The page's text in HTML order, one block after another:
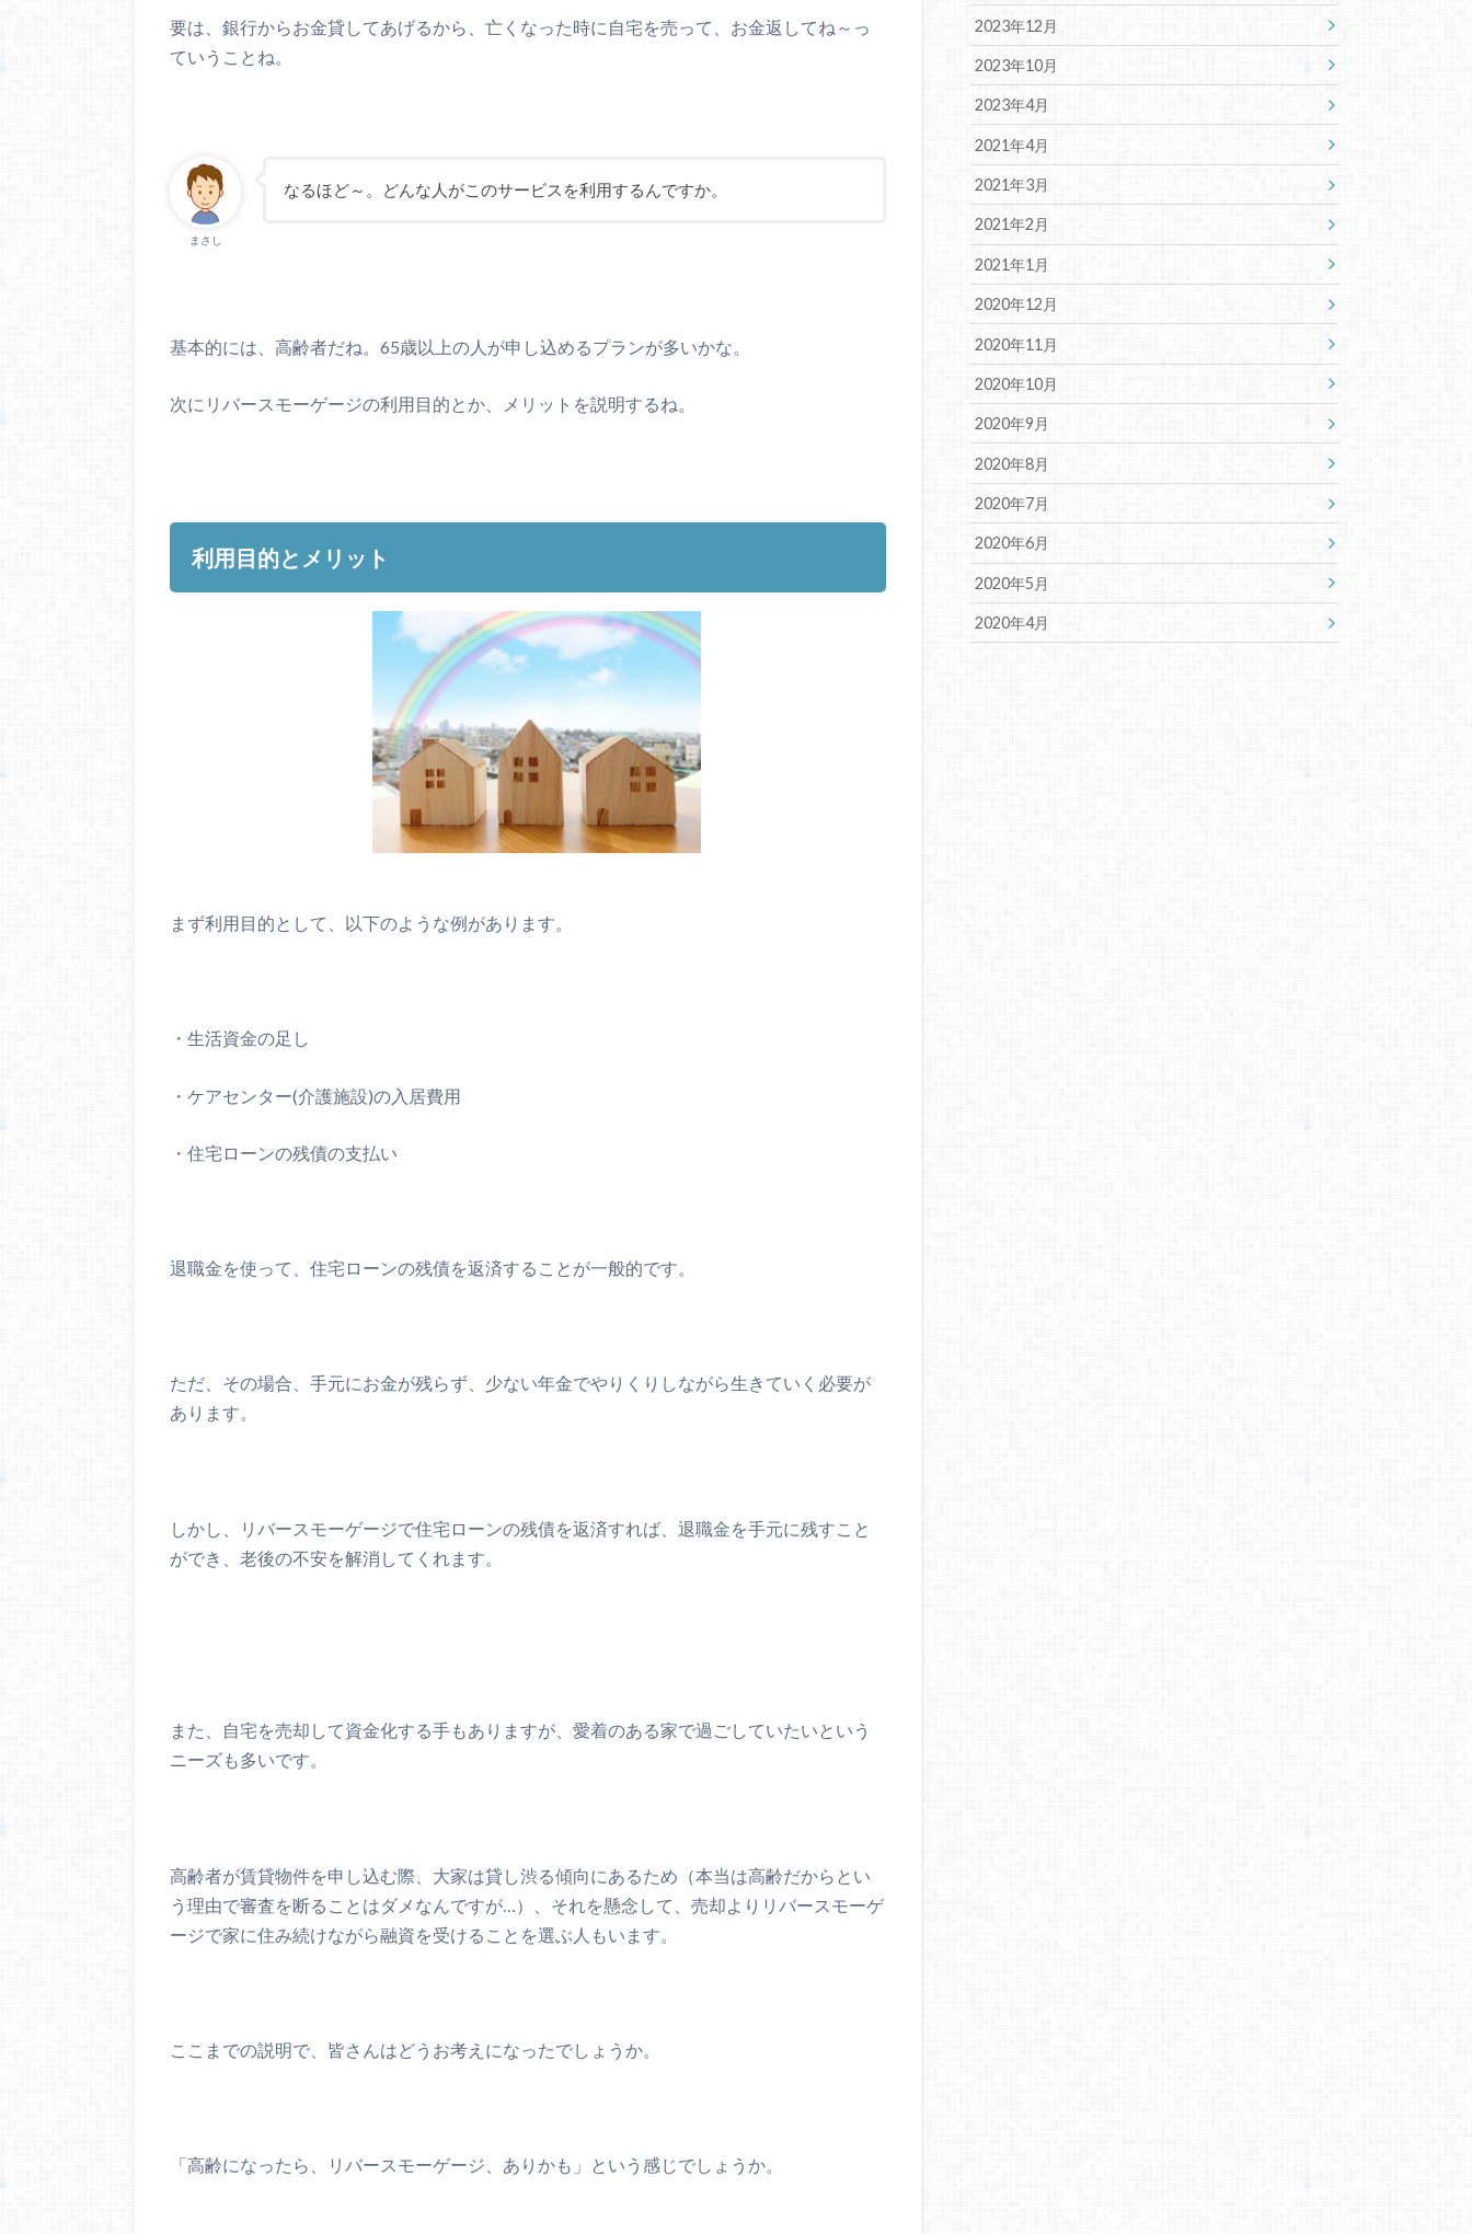
要は、 銀行からお金貸してあげるから、亡くなった時に自宅を売って、お金返してね～ っ
ていうことね。
まさし
なるほど～。どんな人がこのサービスを利用するんですか。
基本的には、高齢者だね。65歳以上の人が申し込めるプランが多いかな。
次にリバースモーゲージの利用目的とか、メリットを説明するね。
利用目的とメリット
まず利用目的として、以下のような例があります。
・ 生活資金の足し
・ ケアセンター(介護施設)の入居費用
・ 住宅ローンの残債の支払い
退職金を使って、住宅ローンの残債を返済することが一般的です。
ただ、その場合、 手元にお金が残らず、少ない年金でやりくりしながら生きていく必要が
あります。
しかし、
リバースモーゲージで住宅ローンの残債を返済すれば、退職金を手元に残すこと
ができ、老後の不安を解消してくれます
また、自宅を売却して資金化する手もありますが、 愛着のある家で過ごしていたい という
ニーズも多いです。
高齢者が賃貸物件を申し込む際、大家は貸し渋る傾向にあるため（本当は高齢だからとい
う理由で審査を断ることはダメなんですが…）、それを懸念して、売却よりリバースモーゲ
ージで家に住み続けながら融資を受けることを選ぶ人もいます。
ここまでの説明で、皆さんはどうお考えになったでしょうか。
「高齢になったら、リバースモーゲージ、ありかも」という感じでしょうか。
2023年12月
2023年10月
2023年4月
2021年4月
2021年3月
2021年2月
2021年1月
2020年12月
2020年11月
2020年10月
2020年9月
2020年8月
2020年7月
2020年6月
2020年5月
2020年4月